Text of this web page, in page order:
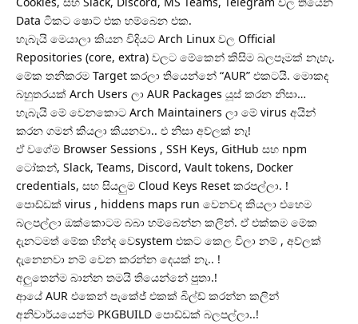
Data ටිකට ෂොට් එක හම්බෙන එක.
හැබැයි මෙයාලා කියන විදියට Arch Linux වල Official
Repositories (core, extra) වලට මේකෙන් කිසිම බලපෑමක් නැහැ.
මේක තනිකරම Target කරලා තියෙන්නේ “AUR” එකටයි. මොකද
බහුතරයක් Arch Users ලා AUR Packages යූස් කරන නිසා…
හැබැයි මේ වෙනකොට Arch Maintainers ලා මේ virus අයින්
කරන ගමන් කියලා කියනවා.. එ නිසා අව්ලක් නැ!
ඒ වගේම Browser Sessions , SSH Keys, GitHub සහ npm
ටෝකන්, Slack, Teams, Discord, Vault tokens, Docker
credentials, සහ සියලුම Cloud Keys Reset කරපල්ලා. !
පොඩ්ඩක් virus , hiddens maps run වෙනවද කියලා එහෙම
බලපල්ලා ඔක්කොටම බබා හම්බෙන්න කලින්. ඒ එක්කම මේක
දැනටමත් මේක හින්ද වෙsystem එකට කෙල විලා නම් , අව්ලක්
දැනෙනවා නම් වෙන කරන්න දෙයක් නැ.. !
අලුතෙන්ම බාන්න තමයි තියෙන්නේ පුතා.!
ආයේ AUR එකෙන් පැකේජ් එකක් බිල්ඩ් කරන්න කලින්
අනිවාර්යයෙන්ම PKGBUILD පොඩ්ඩක් බලපල්ලා..!